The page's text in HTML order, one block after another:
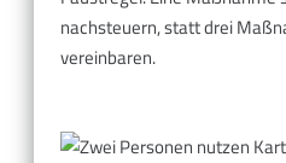
nachsteuern, statt drei
vereinbaren.